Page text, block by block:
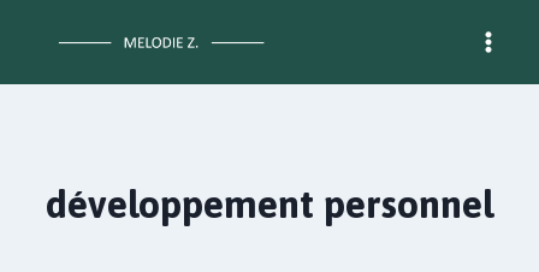
contenu
développement personnel